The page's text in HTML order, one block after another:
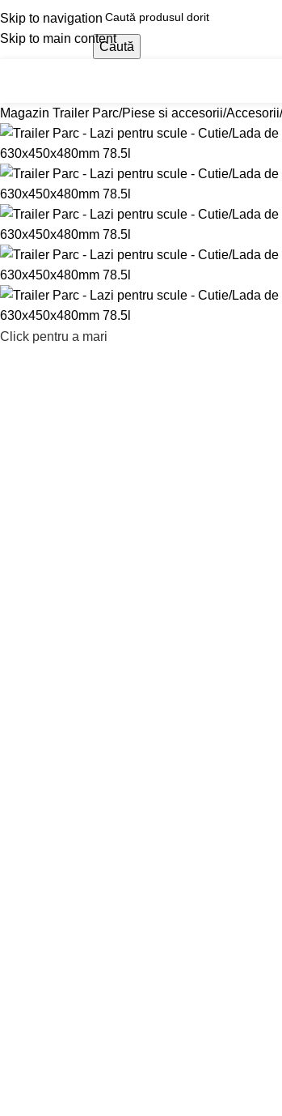
Skip to navigation
Skip to main content
Caută
Magazin Trailer Parc Piese si accesorii Accesorii
Click pentru a mari